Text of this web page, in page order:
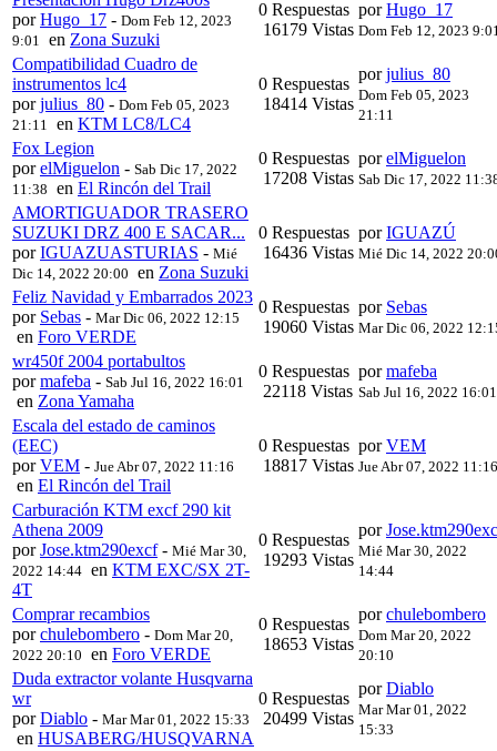
porHugo_17 - Dom Feb 12, 2023
9:01
en Zona Suzuki
0 Respuestas
16179 Vistas
porHugo_17
Dom Feb 12, 2023
Compatibilidad Cuadro de
instrumentos lc4
porjulius_80 - Dom Feb 05, 2023
21:11
en KTM LC8/LC4
0 Respuestas
18414 Vistas
porjulius_80
Dom Feb 05, 2023
21:11
Fox Legion
porelMiguelon - Sab Dic 17, 2022
11:38 en El Rincón del Trail
0 Respuestas
17208 Vistas
porelMiguelon
Sab Dic 17, 2022
AMORTIGUADOR TRASERO
SUZUKI DRZ 400 E SACAR...
porIGUAZUASTURIAS - Mié
Dic 14, 2022 20:00 en Zona Suzuki
0 Respuestas
16436 Vistas
porIGUAZÚ
Mié Dic 14, 2022
Feliz Navidad y Embarrados 2023
por Sebas - Mar Dic 06, 2022 12:15
en Foro VERDE
0 Respuestas
19060 Vistas
por Sebas
Mar Dic 06, 2022
wr450f 2004 portabultos
pormafeba - Sab Jul 16, 2022 16:01
en Zona Yamaha
0 Respuestas
22118 Vistas
pormafeba
Sab Jul 16, 2022 16:01
Escala del estado de caminos
(EEC)
porVEM - Jue Abr 07, 2022 11:16
en El Rincón del Trail
0 Respuestas
18817 Vistas
porVEM
Jue Abr 07, 2022 11:16
Carburación KTM excf 290 kit
Athena 2009
porJose.ktm290excf- Mié Mar 30,
2022 14:44 en KTM EXC/SX 2T-
4T
0 Respuestas
19293 Vistas
por
Mié Mar 30, 2022
14:44
Comprar recambios
porchulebombero - Dom Mar 20,
2022 20:10 en Foro VERDE
0 Respuestas
18653 Vistas
porchulebombero
Dom Mar 20, 2022
20:10
Duda extractor volante Husqvarna
wr
porDiablo - Mar Mar 01, 2022 15:33
en HUSABERG/HUSQVARNA
0 Respuestas
20499 Vistas
porDiablo
Mar Mar 01, 2022
15:33